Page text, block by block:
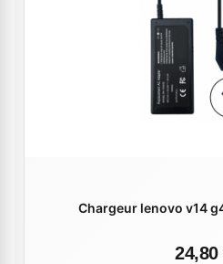
Chargeur lenovo v14
24,80